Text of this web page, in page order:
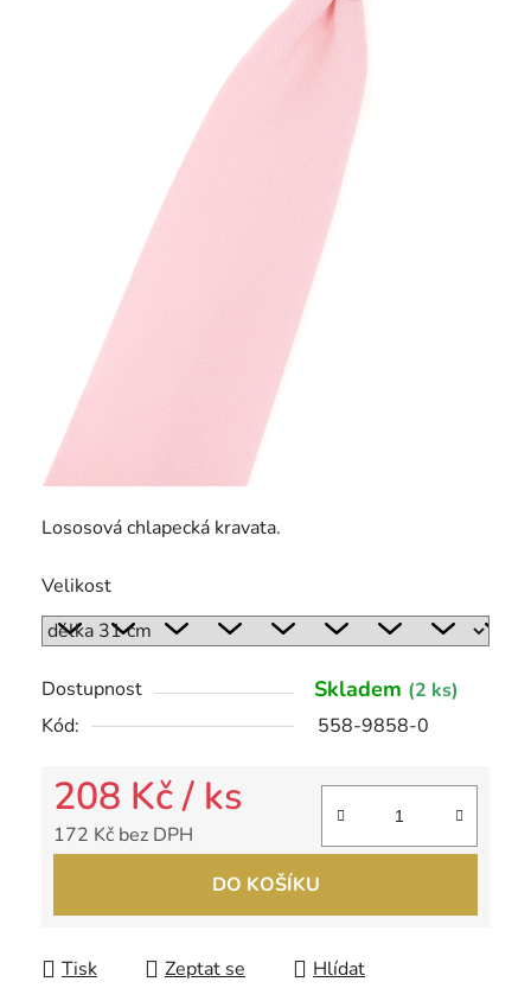
Lososová chlapecká kravata.
Velikost
Dostupnost Skladem (2 ks)
Kód:
558-9858-0
208 Kč/ ks
172 Kč bez DPH
DO KOŠÍKU
Tisk Zeptat se Hlídat